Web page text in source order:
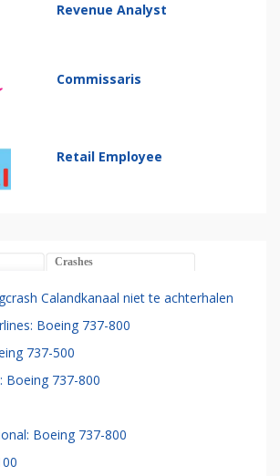
Revenue Analyst
Commissaris
Retail Employee
Crashes
Calandkanaal niet te achterhalen
Boeing 737-800
737-500
Boeing 737-800
Boeing 737-800